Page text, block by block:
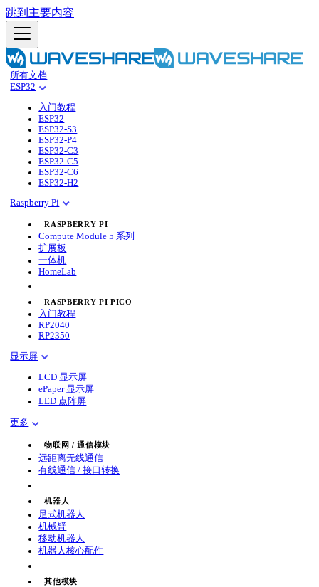
跳到主要内容
所有文档
ESP32
入门教程
ESP32
ESP32-S3
ESP32-P4
ESP32-C3
ESP32-C5
ESP32-C6
ESP32-H2
Raspberry Pi
RASPBERRY PI
Compute Module 5 系列
扩展板
一体机
HomeLab
RASPBERRY PI PICO
入门教程
RP2040
RP2350
显示屏
LCD 显示屏
ePaper 显示屏
LED 点阵屏
更多
物联网 / 通信模块
远距离无线通信
有线通信 / 接口转换
机器人
足式机器人
机械臂
移动机器人
机器人核心配件
其他模块